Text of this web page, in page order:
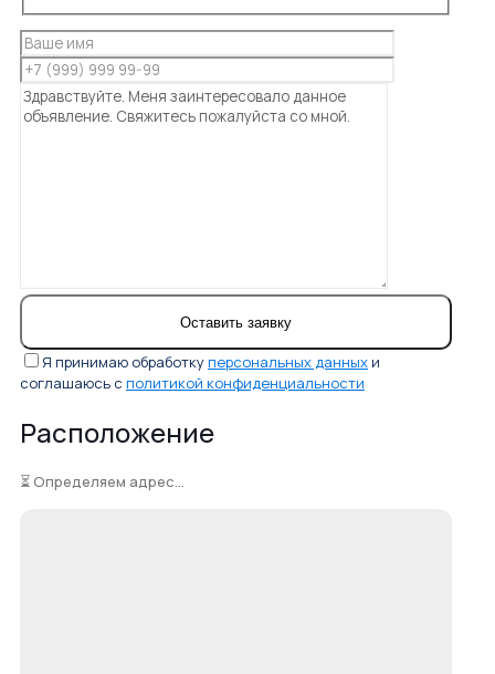
Я принимаю обработкуперсональных данных и
соглашаюсь с политикой конфиденциальности
Расположение
⏳ Определяем адрес...